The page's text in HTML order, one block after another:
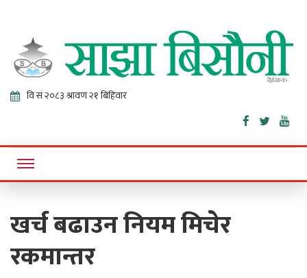
Sajha
Bisaunee
Online News Portal
खर्च बढाउन नियम मिचेर
रकमान्तर